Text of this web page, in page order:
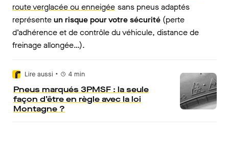
route verglacée ou enneigée sans pneus adaptés
représenteun risque pour votre sécurité (perte
d’adhérence et de contrôle du véhicule, distance de
freinage allongée…).
Lire aussi • 4 min
Pneus marqués 3PMSF : la seule
façon d’être en règle avec la loi
Montagne ?